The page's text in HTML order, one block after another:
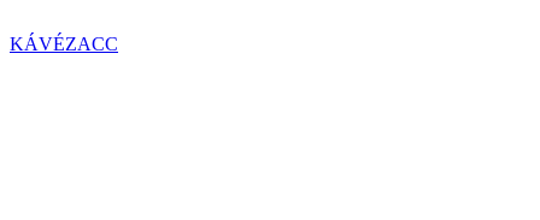
KÁVÉZACC